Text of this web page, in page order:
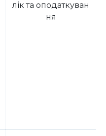
лік та оподаткуван
ня